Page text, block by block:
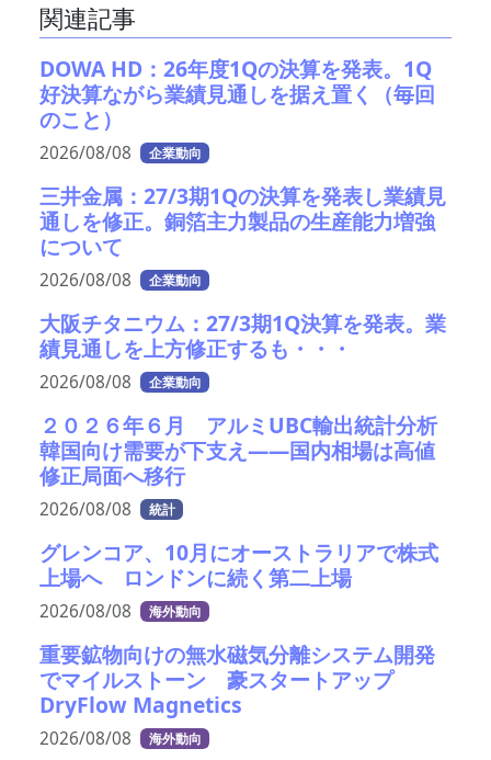
関連記事
DOWA HD：26年度1Qの決算を発表。1Q
好決算ながら業績見通しを据え置く（毎回
のこと）
2026/08/08 企業動向
三井金属：27/3期1Qの決算を発表し業績見
通しを修正。銅箔主力製品の生産能力増強
について
2026/08/08 企業動向
大阪チタニウム：27/3期1Q決算を発表。業
績見通しを上方修正するも・・・
2026/08/08 企業動向
２０２６年６月 アルミUBC輸出統計分析
韓国向け需要が下支え――国内相場は高値
修正局面へ移行
2026/08/08 統計
グレンコア、10月にオーストラリアで株式
上場へ ロンドンに続く第二上場
2026/08/08 海外動向
重要鉱物向けの無水磁気分離システム開発
でマイルストーン 豪スタートアップ
DryFlow Magnetics
2026/08/08 海外動向